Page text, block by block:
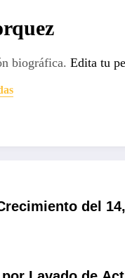
biográfica. Edita tu
del